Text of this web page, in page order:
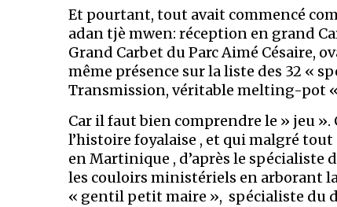
Et pourtant, tout avait commencé
adan tjè mwen: réception en grand
Grand Carbet du Parc Aimé Césaire,
même présence sur la liste des 32 «
Transmission, véritable melting-pot
Car il faut bien comprendre le » jeu
l’histoire foyalaise , et qui malgré
en Martinique , d’après le
les couloirs ministériels en arborant
« gentil petit maire », spécialiste du